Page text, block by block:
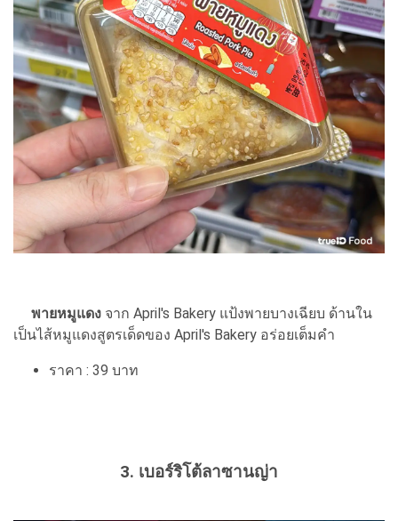
พายหมูแดง จาก April's Bakery แป้งพายบางเฉียบ ด้านใน
เป็นไส้หมูแดงสูตรเด็ดของ April's Bakery อร่อยเต็มคำ
ราคา : 39 บาท
3. เบอร์ริโต้ลาซานญ่า